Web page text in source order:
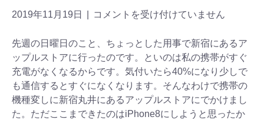
2019年11月19日 コメントを受け付けていません
先週の日曜日のこと、ちょっとした用事で新宿にあるア
ップルストアに行ったのです。といのは私の携帯がすぐ
充電がなくなるからです。気付いたら40%になり少しで
も通信するとすぐになくなります。そんなわけで携帯の
機種変しに新宿丸井にあるアップルストアにでかけまし
た。ただここまできたのはiPhone8にしようと思ったか